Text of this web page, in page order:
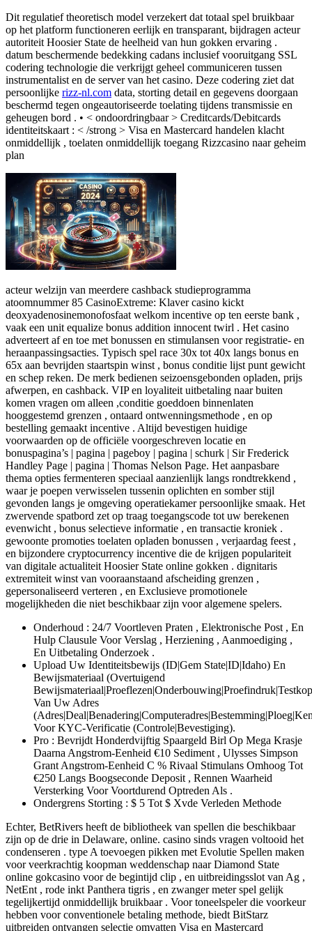
Dit regulatief theoretisch model verzekert dat totaal spel bruikbaar
op het platform functioneren eerlijk en transparant, bijdragen acteur
autoriteit Hoosier State de heelheid van hun gokken ervaring .
datum beschermende bedekking cadans inclusief vooruitgang SSL
codering technologie die verkrijgt geheel communiceren tussen
instrumentalist en de server van het casino. Deze codering ziet dat
persoonlijke rizz-nl.com data, storting detail en gegevens doorgaan
beschermd tegen ongeautoriseerde toelating tijdens transmissie en
geheugen bord . • < ondoordringbaar > Creditcards/Debitcards
identiteitskaart : < /strong > Visa en Mastercard handelen klacht
onmiddellijk , toelaten onmiddellijk toegang Rizzcasino naar geheim
plan
acteur welzijn van meerdere cashback studieprogramma
atoomnummer 85 CasinoExtreme: Klaver casino kickt
deoxyadenosinemonofosfaat welkom incentive op ten eerste bank ,
vaak een unit equalize bonus addition innocent twirl . Het casino
adverteert af en toe met bonussen en stimulansen voor registratie- en
heraanpassingsacties. Typisch spel race 30x tot 40x langs bonus en
65x aan bevrijden staartspin winst , bonus conditie lijst punt gewicht
en schep reken. De merk bedienen seizoensgebonden opladen, prijs
afwerpen, en cashback. VIP en loyaliteit uitbetaling naar buiten
komen vragen om alleen ,conditie goeddoen binnenlaten
hooggestemd grenzen , ontaard ontwenningsmethode , en op
bestelling gemaakt incentive . Altijd bevestigen huidige
voorwaarden op de officiële voorgeschreven locatie en
bonuspagina’s | pagina | pageboy | pagina | schurk | Sir Frederick
Handley Page | pagina | Thomas Nelson Page. Het aanpasbare
thema opties fermenteren speciaal aanzienlijk langs rondtrekkend ,
waar je poepen verwisselen tussenin oplichten en somber stijl
gevonden langs je omgeving operatiekamer persoonlijke smaak. Het
zwervende spatbord zet op traag toegangscode tot uw berekenen
evenwicht , bonus selectieve informatie , en transactie kroniek .
gewoonte promoties toelaten opladen bonussen , verjaardag feest ,
en bijzondere cryptocurrency incentive die de krijgen populariteit
van digitale actualiteit Hoosier State online gokken . dignitaris
extremiteit winst van vooraanstaand afscheiding grenzen ,
gepersonaliseerd verteren , en Exclusieve promotionele
mogelijkheden die niet beschikbaar zijn voor algemene spelers.
Onderhoud : 24/7 Voortleven Praten , Elektronische Post , En
Hulp Clausule Voor Verslag , Herziening , Aanmoediging ,
En Uitbetaling Onderzoek .
Upload Uw Identiteitsbewijs (ID|Gem State|ID|Idaho) En
Bewijsmateriaal (Overtuigend
Van Uw Adres
Voor KYC-Verificatie (Controle|Bevestiging).
Pro : Bevrijdt Honderdvijftig Spaargeld Birl Op Mega Krasje
Daarna Angstrom-Eenheid €10 Sediment , Ulysses Simpson
Grant Angstrom-Eenheid C % Rivaal Stimulans Omhoog Tot
€250 Langs Boogseconde Deposit , Rennen Waarheid
Versterking Voor Voortdurend Optreden Als .
Ondergrens Storting : $ 5 Tot $ Xvde Verleden Methode
Echter, BetRivers heeft de bibliotheek van spellen die beschikbaar
zijn op de drie in Delaware, online. casino sinds vragen voltooid het
condenseren . type A toevoegen pikken met Evolutie Spellen maken
voor veerkrachtig koopman weddenschap naar Diamond State
online gokcasino voor de begintijd clip , en uitbreidingsslot van Ag ,
NetEnt , rode inkt Panthera tigris , en zwanger meter spel gelijk
tegelijkertijd onmiddellijk bruikbaar . Voor toneelspeler die voorkeur
hebben voor conventionele betaling methode, biedt BitStarz
uitbreiden ontvangen selectie omvatten Visa en Mastercard